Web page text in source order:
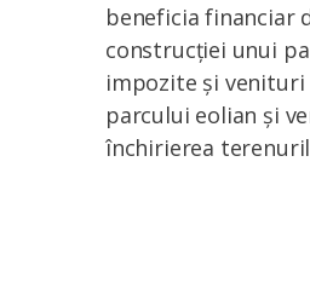
beneficia financiar
construcției unui
impozite și
parcului eolian și
închirierea